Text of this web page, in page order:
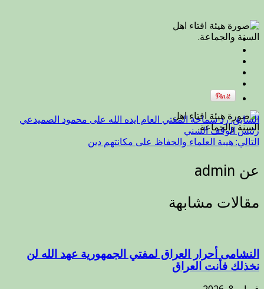
السابق:رد سماحة المفتي العام ايده الله على محمود الصميدعي
رئيس الوقف السني
التالي: هيبة العلماء والحفاظ على مكانتهم دين
عن admin
مقالات مشابهة
النشامى أحرار العراق لمفتي الجمهورية عهد الله لن
نخذلك فأنت العراق